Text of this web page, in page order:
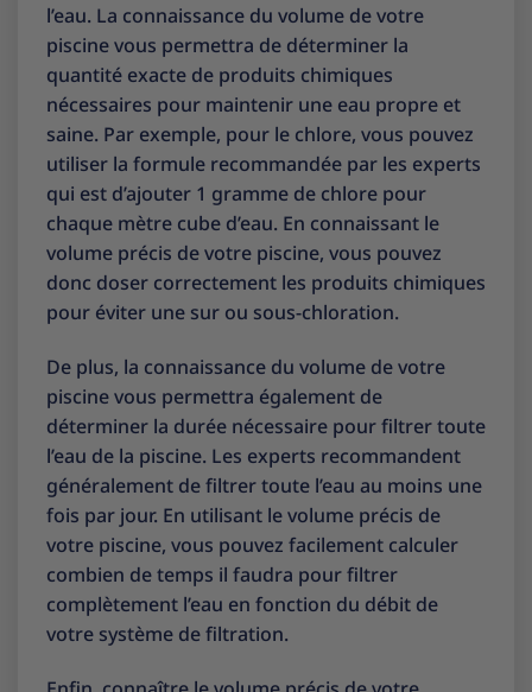
l’eau. La connaissance du volume de votre
piscine vous permettra de déterminer la
quantité exacte de produits chimiques
nécessaires pour maintenir une eau propre et
saine. Par exemple, pour le chlore, vous pouvez
utiliser la formule recommandée par les experts
qui est d’ajouter 1 gramme de chlore pour
chaque mètre cube d’eau. En connaissant le
volume précis de votre piscine, vous pouvez
donc doser correctement les produits chimiques
pour éviter une sur ou sous-chloration.
De plus, la connaissance du volume de votre
piscine vous permettra également de
déterminer la durée nécessaire pour filtrer toute
l’eau de la piscine. Les experts recommandent
généralement de filtrer toute l’eau au moins une
fois par jour. En utilisant le volume précis de
votre piscine, vous pouvez facilement calculer
combien de temps il faudra pour filtrer
complètement l’eau en fonction du débit de
votre système de filtration.